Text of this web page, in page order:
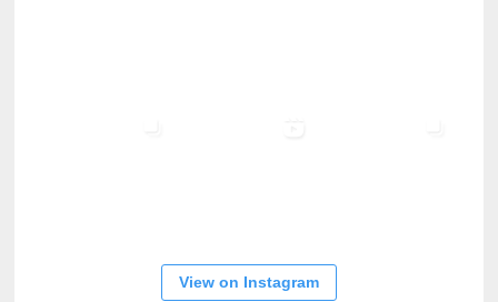
View on Instagram